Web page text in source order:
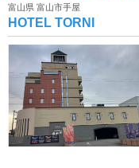
富山県 富山市手屋
HOTEL TORNI